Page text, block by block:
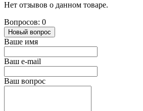
Нет отзывов о данном товаре.
Вопросов: 0
Новый вопрос
Ваше имя
Ваш e-mail
Ваш вопрос